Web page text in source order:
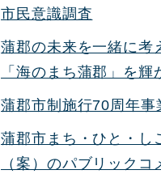
市民意識調査
蒲郡の未来を一緒に
「海のまち蒲郡」を
蒲郡市制施行70周年事
蒲郡市まち・ひと・し
（案）のパブリックコ